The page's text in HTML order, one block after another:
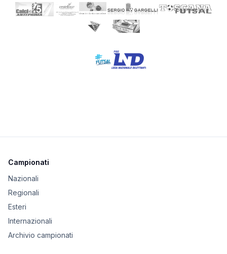
Campionati
Nazionali
Regionali
Esteri
Internazionali
Archivio campionati